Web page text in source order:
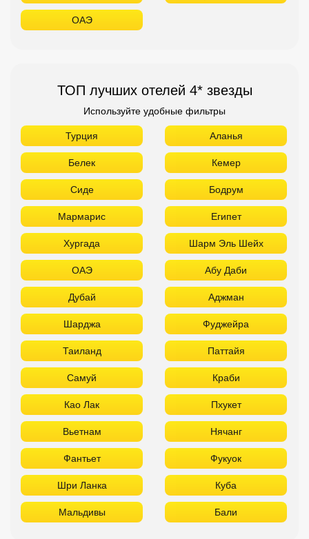
ОАЭ
ТОП лучших отелей 4* звезды
Используйте удобные фильтры
Турция Аланья
Белек Кемер
Сиде Бодрум
Мармарис Египет
Хургада Шарм Эль Шейх
ОАЭ Абу Даби
Дубай Аджман
Шарджа Фуджейра
Таиланд Паттайя
Самуй Краби
Као Лак Пхукет
Вьетнам Нячанг
Фантьет Фукуок
Шри Ланка Куба
Мальдивы Бали